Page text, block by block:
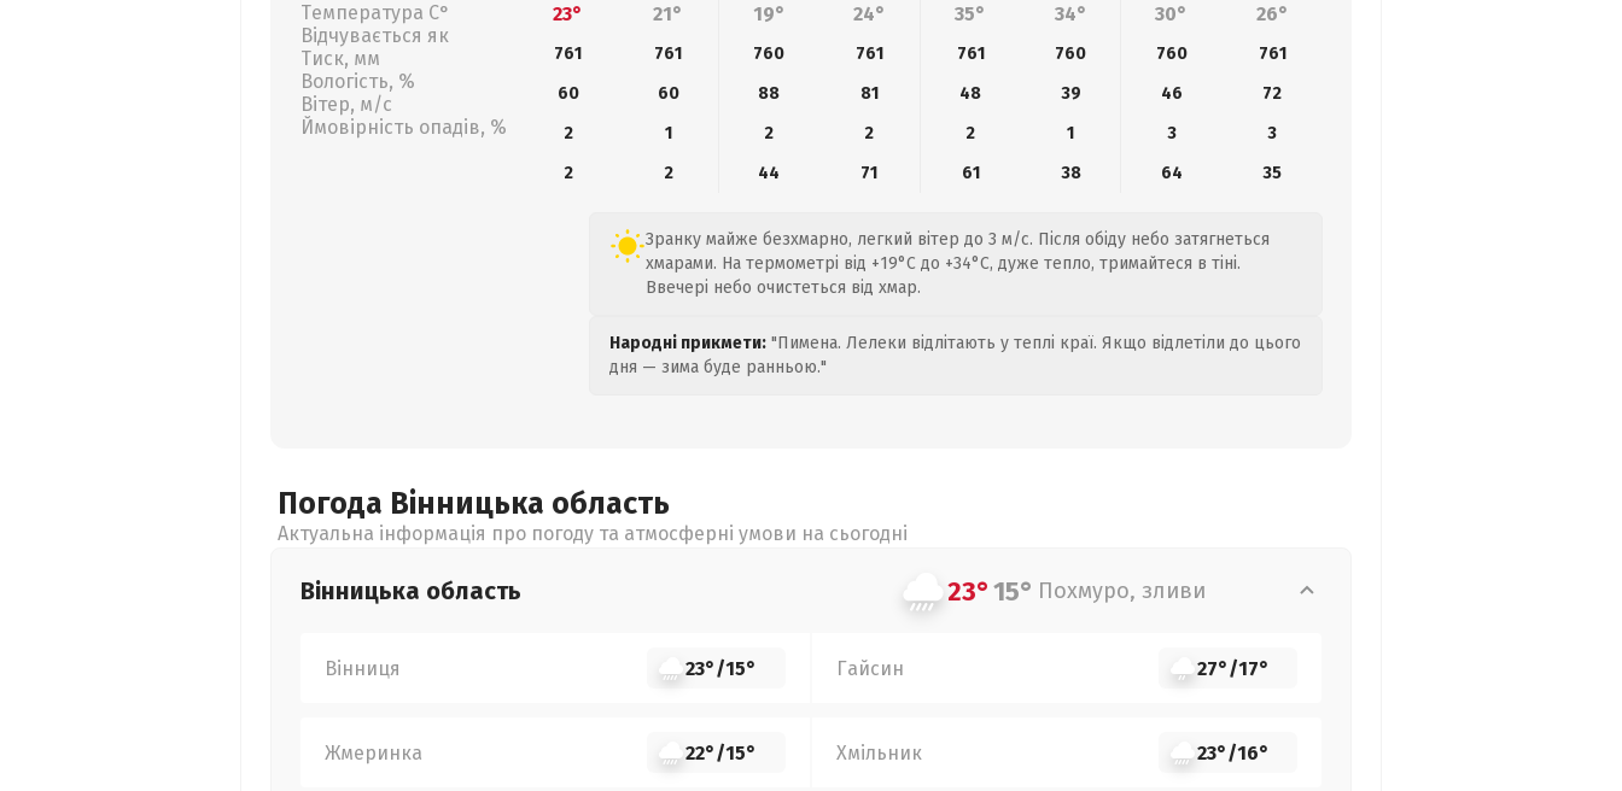
Температура С°
Відчувається як
Тиск, мм
Вологість, %
Вітер, м/с
Ймовірність опадів, %
23°
21° 19° 24° 35° 34° 30° 26°
761 761 760 761 761 760 760
761
60
60 88 81 48 39 46
72
2
1 2 2 2 1 3
3
2
2 44 71 61 38 64 35
Зранку майже безхмарно, легкий вітер до 3 м/с. Після обіду небо затягнеться
хмарами. На термометрі від +19°C до +34°C, дуже тепло, тримайтеся в тіні.
Ввечері небо очистеться від хмар.
Народні прикмети: "Пимена. Лелеки відлітають у теплі краї. Якщо відлетіли до цього
дня — зима буде ранньою."
Погода Вінницька область
Актуальна інформація про погоду та атмосферні умови на сьогодні
Вінницька область 23°15° Похмуро, зливи
Вінниця 23°/15° Гайсин 27°/17°
Жмеринка 22°/15° Хмільник 23°/16°